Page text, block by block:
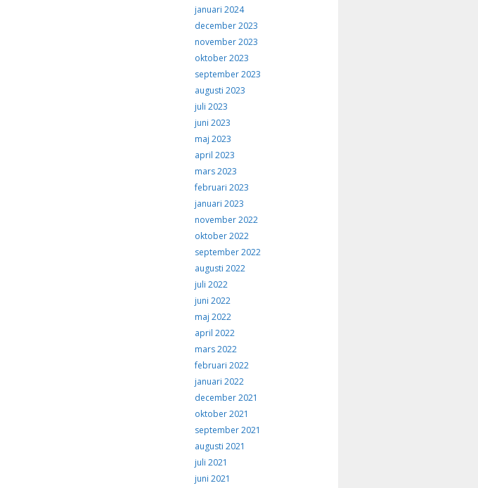
januari 2024
december 2023
november 2023
oktober 2023
september 2023
augusti 2023
juli 2023
juni 2023
maj 2023
april 2023
mars 2023
februari 2023
januari 2023
november 2022
oktober 2022
september 2022
augusti 2022
juli 2022
juni 2022
maj 2022
april 2022
mars 2022
februari 2022
januari 2022
december 2021
oktober 2021
september 2021
augusti 2021
juli 2021
juni 2021